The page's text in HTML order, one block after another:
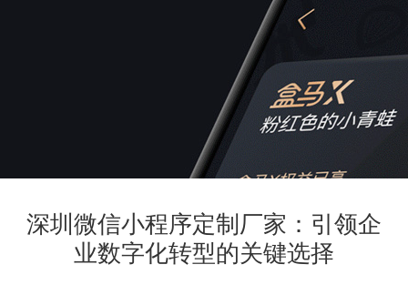
深圳微信小程序定制厂家：引领企
业数字化转型的关键选择